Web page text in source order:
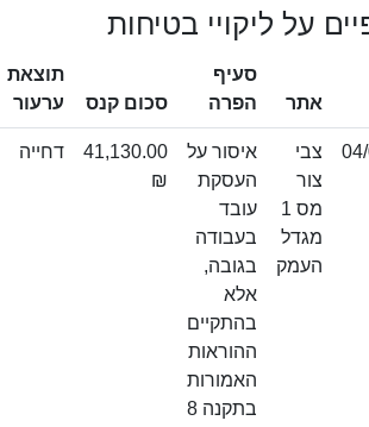
על ליקויי בטיחות
אתר
סעיף
הפרה
סכום קנס
תוצאת
ערעור
צבי
צור
מס 1
מגדל
העמק
איסור על
העסקת
עובד
בעבודה
בגובה,
אלא
בהתקיים
ההוראות
האמורות
בתקנה 8
41,130.00
₪
דחייה